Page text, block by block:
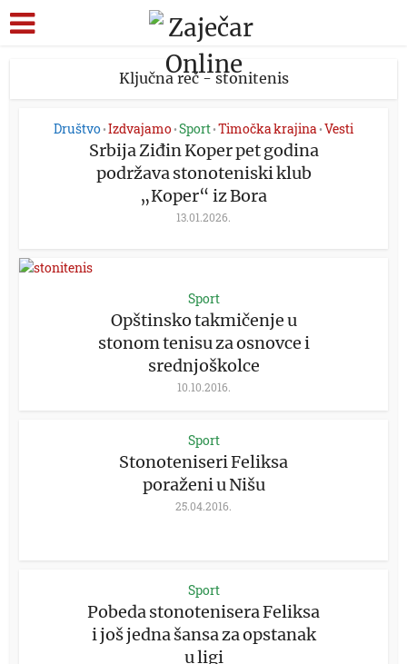
Ključna reč - stonitenis
Društvo•Izdvajamo•Sport•Timočka krajina•Vesti
Srbija Ziđin Koper pet godina
podržava stonoteniski klub
„Koper“ iz Bora
13.01.2026.
Sport
Opštinsko takmičenje u
stonom tenisu za osnovce i
srednjoškolce
10.10.2016.
Sport
Stonoteniseri Feliksa
poraženi u Nišu
25.04.2016.
Sport
Pobeda stonotenisera Feliksa
i još jedna šansa za opstanak
u ligi